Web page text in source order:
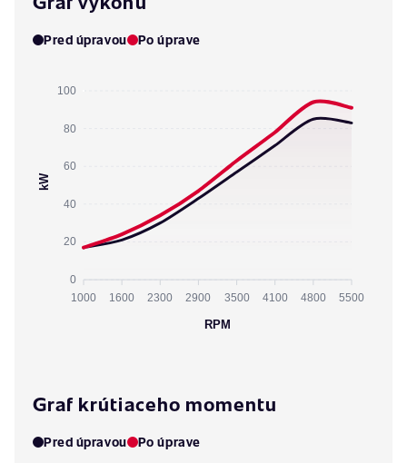
Pred úpravou Po úprave
100
80
60
40
20
0
kW
1000 1600 2300 2900 3500 4100 4800 5500
RPM
Graf krútiaceho momentu
Pred úpravou Po úprave